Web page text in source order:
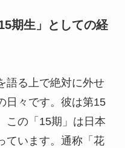
期生」としての経
語る上で絶対に外せ
日々です。彼は第15
この「15期」は日本
ています。通称「花